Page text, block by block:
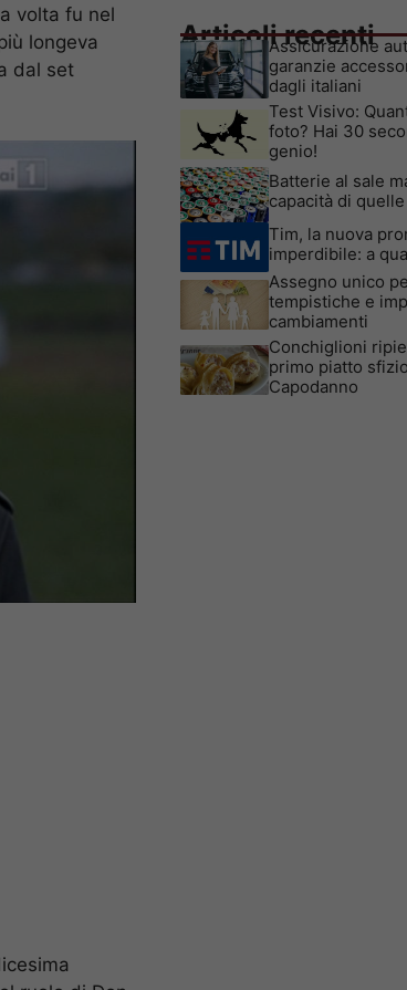
volta fu nel
longeva
dal set
Articoli recenti
Assicurazione
garanzie
dagli italiani
Test Visivo:
foto? Hai 30
genio!
Batterie al sale
capacità di
Tim, la nuova
imperdibile: a
Assegno unico
tempistiche e
cambiamenti
Conchiglioni
primo piatto
Capodanno